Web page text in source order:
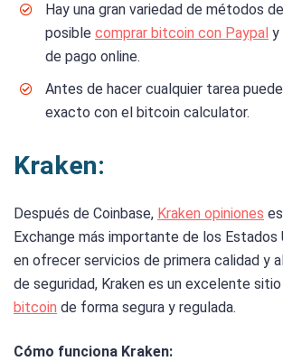
Hay una gran variedad de métodos
posible comprar bitcoin con Paypal y
de pago online.
Antes de hacer cualquier tarea
exacto con el bitcoin calculator.
Kraken:
Después de Coinbase, Kraken opiniones
Exchange más importante de los Estados
en ofrecer servicios de primera calidad y
de seguridad, Kraken es un excelente sitio
bitcoin de forma segura y regulada.
Cómo funciona Kraken: